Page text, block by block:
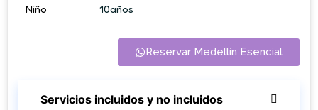
Reservar Medellín Esencial
Niño
10años
Servicios incluidos y no incluidos